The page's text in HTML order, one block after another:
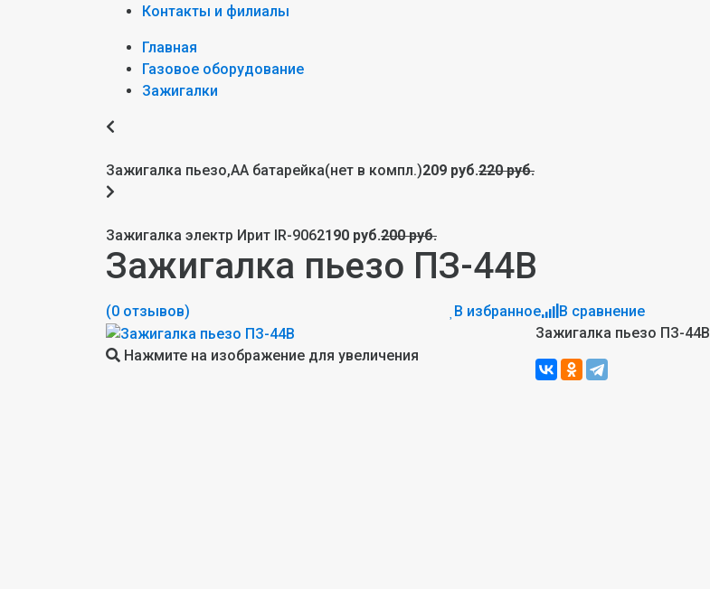
Контакты и филиалы
Главная
Газовое оборудование
Зажигалки
Зажигалка пьезо,АА батарейка(нет в компл.)209 руб.220 руб.
Зажигалка электр Ирит IR-9062190 руб.200 руб.
Зажигалка пьезо ПЗ-44В
(0 отзывов) В избранное В сравнение
Нажмите на изображение для увеличения
Зажигалка пьезо ПЗ-44В